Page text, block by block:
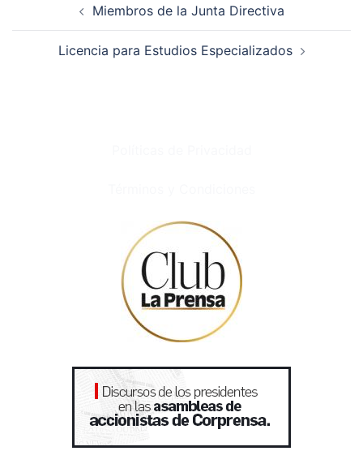
entradasMiembros de la Junta Directiva
Licencia para Estudios Especializados